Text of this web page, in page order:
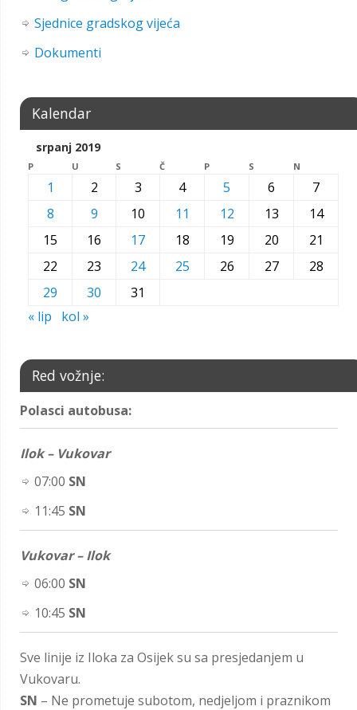
Sjednice gradskog vijeća
Dokumenti
Kalendar
srpanj 2019
P U S Č P S N
1 2 3 4 5 6
7
8
9 10 11 12 13
14
15
16 17 18 19 20
21
22
23 24 25 26 27
28
29
30
31
« lip
kol »
Red vožnje:
Polasci autobusa:
Ilok – Vukovar
07:00 SN
11:45 SN
Vukovar – Ilok
06:00 SN
10:45 SN
Sve linije iz Iloka za Osijek su sa presjedanjem u
Vukovaru.
SN – Ne prometuje subotom, nedjeljom i praznikom